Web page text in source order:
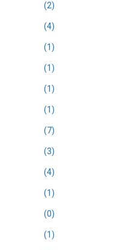
(2)
(4)
(1)
(1)
(1)
(1)
(7)
(3)
(4)
(1)
(0)
(1)